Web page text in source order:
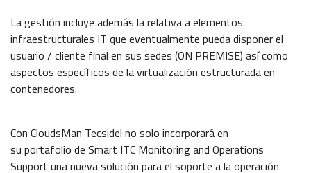
La gestión incluye además la relativa a elementos
infraestructurales IT que eventualmente pueda disponer el
usuario / cliente final en sus sedes (ON PREMISE) así como
aspectos específicos de la virtualización estructurada en
contenedores.
Con CloudsMan Tecsidel no solo incorporará en
su portafolio de Smart ITC Monitoring and Operations
Support una nueva solución para el soporte a la operación